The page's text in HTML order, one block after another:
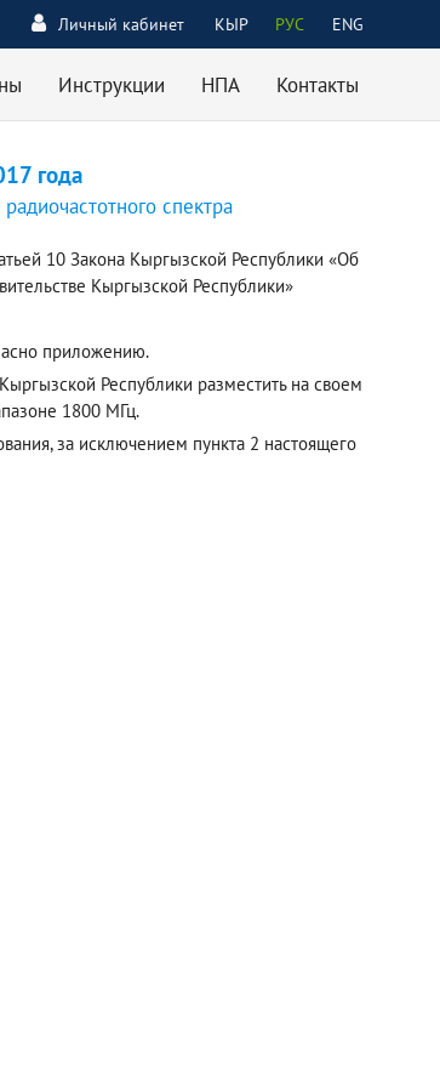
КЫР РУС ENG
Личный кабинет
Инструкции НПА Контакты
года
спектра
10 Закона Кыргызской Республики «Об
Кыргызской Республики»
приложению.
Республики разместить на своем
1800 МГц.
за исключением пункта 2 настоящего